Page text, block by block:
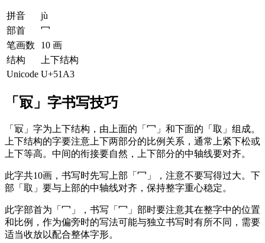
拼音
jù
部首
冖
笔画数
10 画
结构
上下结构
Unicode U+51A3
「冣」字书写技巧
「冣」字为上下结构，由上面的「冖」和下面的「取」组成。
上下结构的字要注意上下两部分的比例关系，通常上紧下松或
上下等高。中间的衔接要自然，上下部分的中轴线要对齐。
此字共10画，书写时先写上部「冖」，注意不要写得过大。下
部「取」要与上部的中轴线对齐，保持整字重心稳定。
此字部首为「冖」，书写「冖」部时要注意其在整字中的位置
和比例，作为偏旁时的写法可能与独立书写时有所不同，需要
适当收放以配合整体字形。